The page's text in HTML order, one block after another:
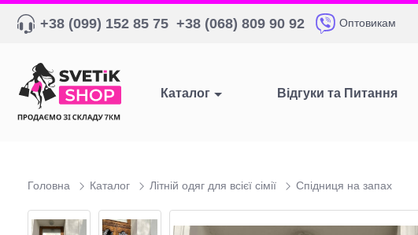
+38 (099) 152 85 75 +38 (068) 809 90 92 Оптовикам
Каталог Відгуки та Питання
Головна Каталог Літній одяг для всієї сімії Спідниця на запах